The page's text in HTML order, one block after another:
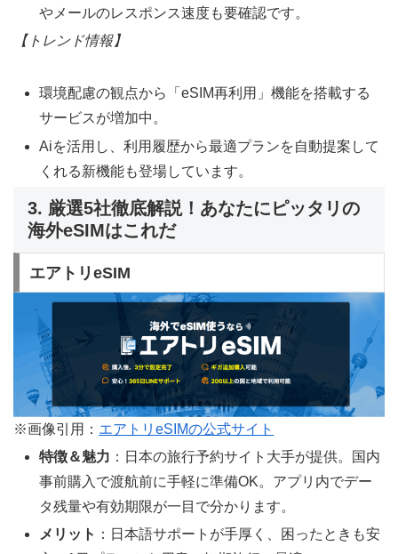
やメールのレスポンス速度も要確認です。
【トレンド情報】
環境配慮の観点から「eSIM再利用」機能を搭載する
サービスが増加中。
Aiを活用し、利用履歴から最適プランを自動提案して
くれる新機能も登場しています。
3. 厳選5社徹底解説！あなたにピッタリの
海外eSIMはこれだ
エアトリeSIM
※画像引用： エアトリeSIMの公式サイト
特徴＆魅力 ：日本の旅行予約サイト大手が提供。国内
事前購入で渡航前に手軽に準備OK。アプリ内でデー
タ残量や有効期限が一目で分かります。
メリット ：日本語サポートが手厚く、困ったときも安